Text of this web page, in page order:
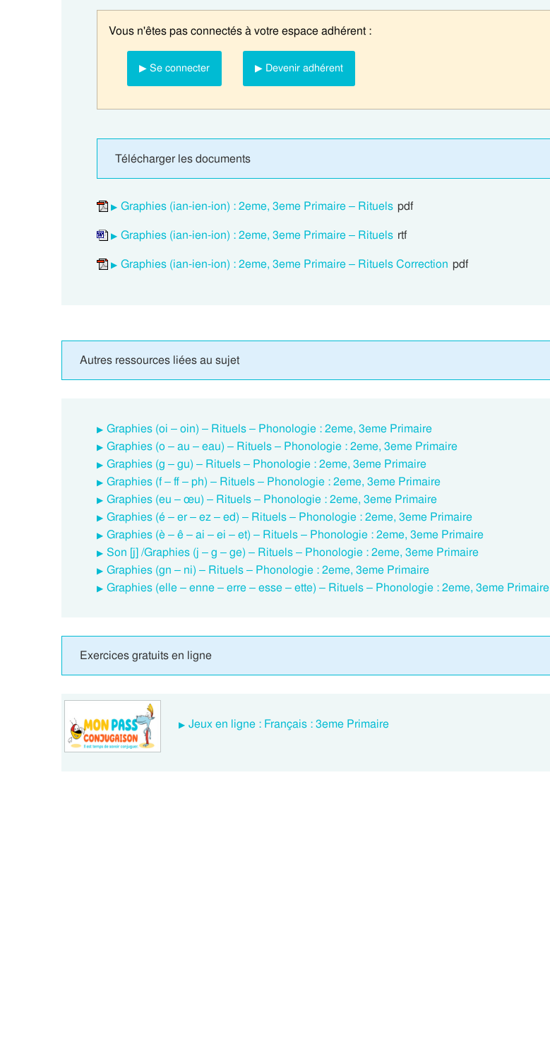
Vous n'êtes pas connectés à votre espace adhérent :
▶ Se connecter ▶ Devenir adhérent
Télécharger les documents
Graphies (ian-ien-ion) : 2eme, 3eme Primaire – Rituels pdf
Graphies (ian-ien-ion) : 2eme, 3eme Primaire – Rituels rtf
Graphies (ian-ien-ion) : 2eme, 3eme Primaire – Rituels Correction pdf
Autres ressources liées au sujet
Graphies (oi – oin) – Rituels – Phonologie : 2eme, 3eme Primaire
Graphies (o – au – eau) – Rituels – Phonologie : 2eme, 3eme Primaire
Graphies (g – gu) – Rituels – Phonologie : 2eme, 3eme Primaire
Graphies (f – ff – ph) – Rituels – Phonologie : 2eme, 3eme Primaire
Graphies (eu – œu) – Rituels – Phonologie : 2eme, 3eme Primaire
Graphies (é – er – ez – ed) – Rituels – Phonologie : 2eme, 3eme Primaire
Graphies (è – ê – ai – ei – et) – Rituels – Phonologie : 2eme, 3eme Primaire
Son [j] /Graphies (j – g – ge) – Rituels – Phonologie : 2eme, 3eme Primaire
Graphies (gn – ni) – Rituels – Phonologie : 2eme, 3eme Primaire
Graphies (elle – enne – erre – esse – ette) – Rituels – Phonologie : 2eme, 3eme Primaire
Exercices gratuits en ligne
Jeux en ligne : Français : 3eme Primaire